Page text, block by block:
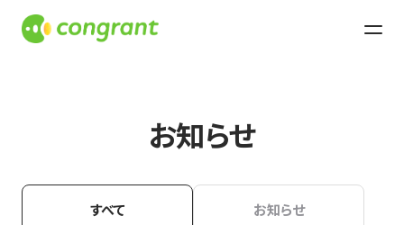
お知らせ
すべて お知らせ